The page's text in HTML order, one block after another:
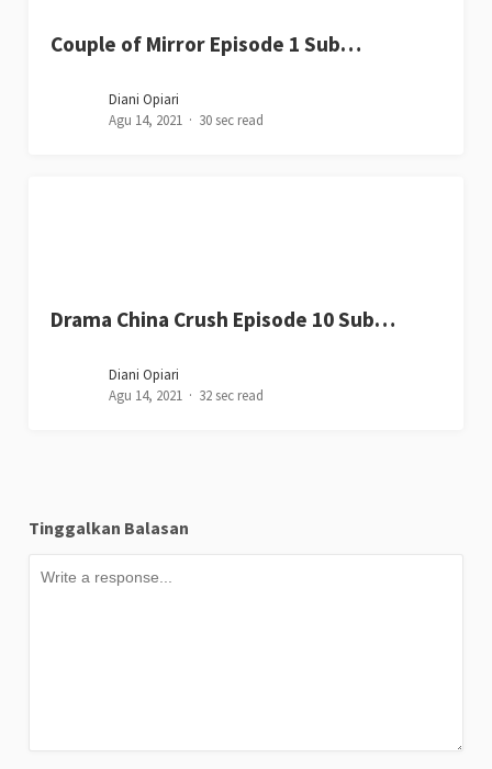
Couple of Mirror Episode 1 Sub…
Diani Opiari
Agu 14, 2021
30 sec read
Drama China Crush Episode 10 Sub…
Diani Opiari
Agu 14, 2021
32 sec read
Tinggalkan Balasan